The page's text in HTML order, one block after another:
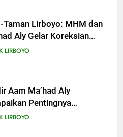
Taman Lirboyo: MHM dan
Aly Gelar Koreksian
Semester Ganjil
LIRBOYO
Aam Ma’had Aly
Pentingnya
Ilmu Hadis Dalam
LIRBOYO